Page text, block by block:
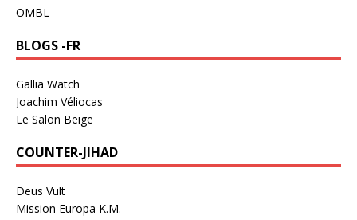
OMBL
BLOGS -FR
Gallia Watch
Joachim Véliocas
Le Salon Beige
COUNTER-JIHAD
Deus Vult
Mission Europa K.M.